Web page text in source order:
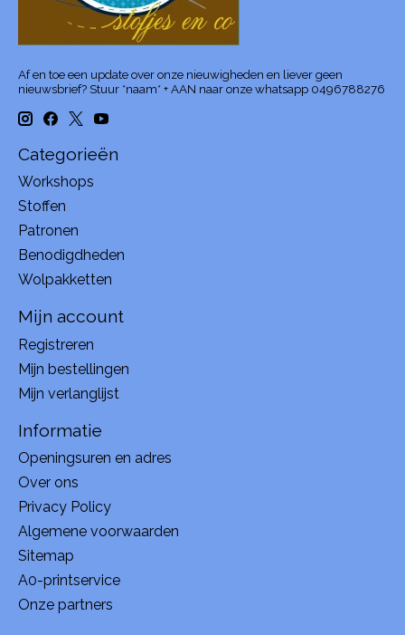
Af en toe een update over onze nieuwigheden en liever geen
nieuwsbrief? Stuur *naam* + AAN naar onze whatsapp 0496788276
Categorieën
Workshops
Stoffen
Patronen
Benodigdheden
Wolpakketten
Mijn account
Registreren
Mijn bestellingen
Mijn verlanglijst
Informatie
Openingsuren en adres
Over ons
Privacy Policy
Algemene voorwaarden
Sitemap
A0-printservice
Onze partners